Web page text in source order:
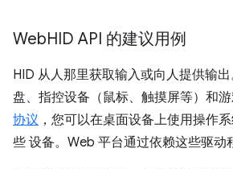
WebHID API 的建议用例
HID 从人那里获取输入或向人提供输
盘、指控设备（鼠标、触摸屏等）和
协议 ，您可以在桌面设备上使用操作
些 设备。Web 平台通过依赖这些驱动